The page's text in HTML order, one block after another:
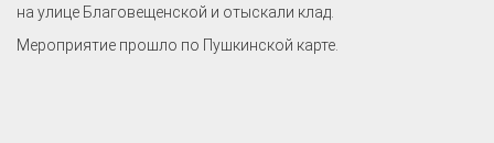
на улице Благовещенской и отыскали клад.
Мероприятие прошло по Пушкинской карте.